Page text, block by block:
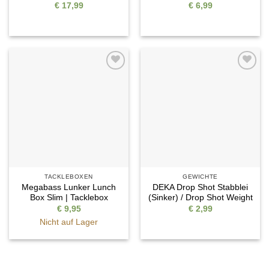
€17,99
€6,99
TACKLEBOXEN
Megabass Lunker Lunch
Box Slim | Tacklebox
€9,95
Nicht auf Lager
GEWICHTE
DEKA Drop Shot Stabblei
(Sinker) / Drop Shot Weight
€2,99